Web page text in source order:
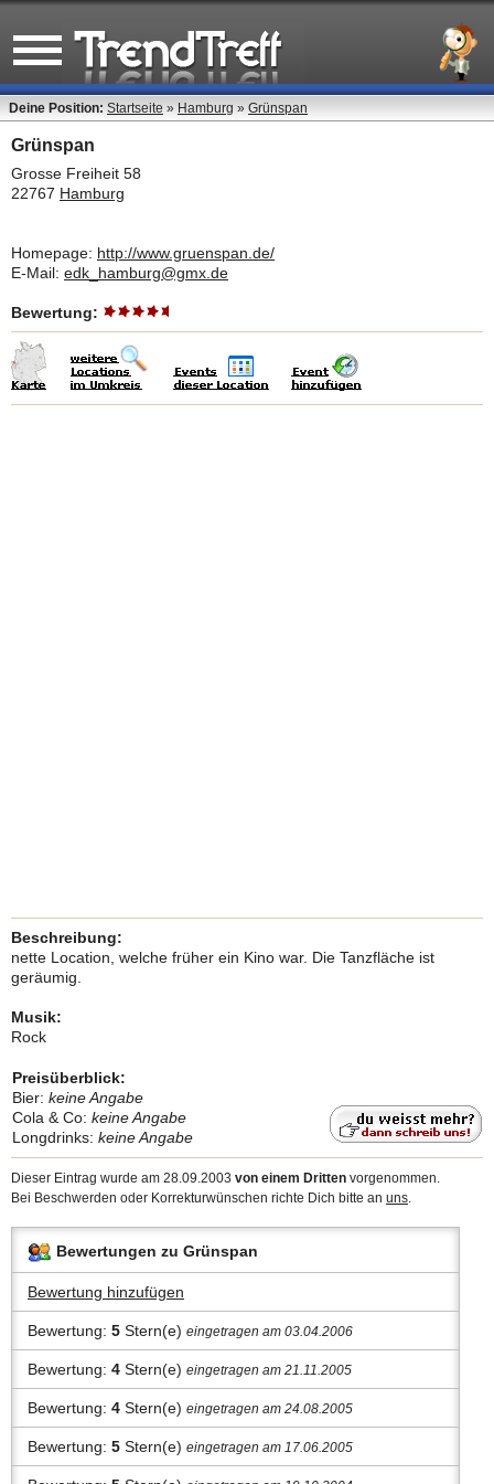
Deine Position: Startseite » Hamburg » Grünspan
Grünspan
Grosse Freiheit 58
22767 Hamburg
Homepage: http://www.gruenspan.de/
E-Mail: edk_hamburg@gmx.de
Bewertung:
Beschreibung:
nette Location, welche früher ein Kino war. Die Tanzfläche ist
geräumig.
Musik:
Rock
Preisüberblick:
Bier: keine Angabe
Cola & Co: keine Angabe
Longdrinks: keine Angabe
Dieser Eintrag wurde am 28.09.2003 von einem Dritten vorgenommen.
Bei Beschwerden oder Korrekturwünschen richte Dich bitte an uns.
Bewertungen zu Grünspan
Bewertung hinzufügen
Bewertung: 5 Stern(e) eingetragen am 03.04.2006
Bewertung: 4 Stern(e) eingetragen am 21.11.2005
Bewertung: 4 Stern(e) eingetragen am 24.08.2005
Bewertung: 5 Stern(e) eingetragen am 17.06.2005